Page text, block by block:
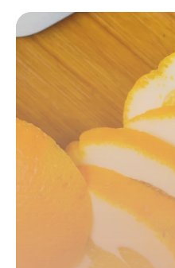
traitements
15 juin 2026